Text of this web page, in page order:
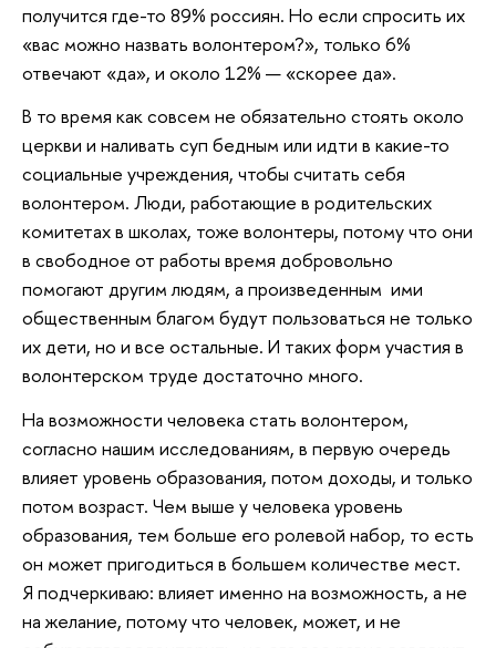
получится где-то 89% россиян. Но если спросить их
«вас можно назвать волонтером?», только 6%
отвечают «да», и около 12% — «скорее да».
В то время как совсем не обязательно стоять около
церкви и наливать суп бедным или идти в какие-то
социальные учреждения, чтобы считать себя
волонтером. Люди, работающие в родительских
комитетах в школах, тоже волонтеры, потому что они
в свободное от работы время добровольно
помогают другим людям, а произведенным ими
общественным благом будут пользоваться не только
их дети, но и все остальные. И таких форм участия в
волонтерском труде достаточно много.
На возможности человека стать волонтером,
согласно нашим исследованиям, в первую очередь
влияет уровень образования, потом доходы, и только
потом возраст. Чем выше у человека уровень
образования, тем больше его ролевой набор, то есть
он может пригодиться в большем количестве мест.
Я подчеркиваю: влияет именно на возможность, а не
на желание, потому что человек, может, и не